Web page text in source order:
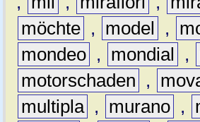
möchte , model ,
mondeo , mondial ,
motorschaden
,
multipla , murano ,